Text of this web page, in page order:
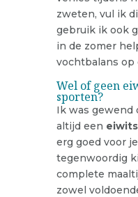
zweten, vul ik
gebruik ik ook
in de zomer
vochtbalans op
Wel of geen
sporten?
Ik was gewend
altijd een
erg goed voor
tegenwoordig
complete
zowel